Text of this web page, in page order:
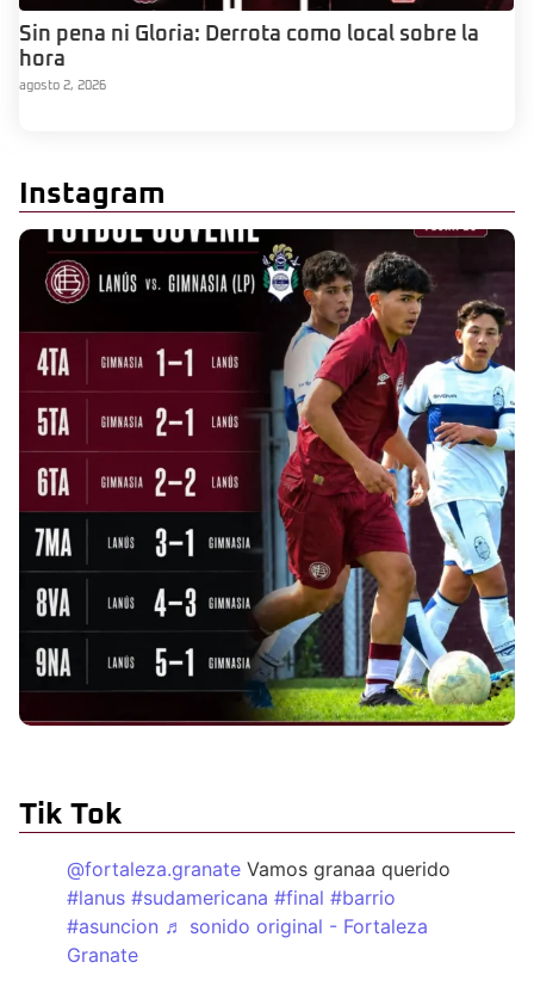
Sin pena ni Gloria: Derrota como local sobre la
hora
agosto 2, 2026
Instagram
Tik Tok
@fortaleza.granate Vamos granaa querido
#lanus #sudamericana #final #barrio
#asuncion ♬ sonido original - Fortaleza
Granate